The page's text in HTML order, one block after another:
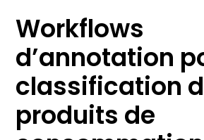
Workflows
d’annotation
classification
produits de